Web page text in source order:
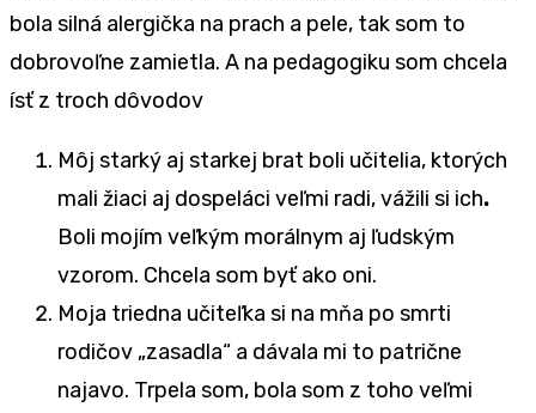
bola silná alergička na prach a pele, tak som to
dobrovoľne zamietla. A na pedagogiku som chcela
ísť z troch dôvodov
Môj starký aj starkej brat boli učitelia, ktorých
mali žiaci aj dospeláci veľmi radi, vážili si ich.
Boli mojím veľkým morálnym aj ľudským
vzorom. Chcela som byť ako oni.
Moja triedna učiteľka si na mňa po smrti
rodičov „zasadla“ a dávala mi to patrične
najavo. Trpela som, bola som z toho veľmi